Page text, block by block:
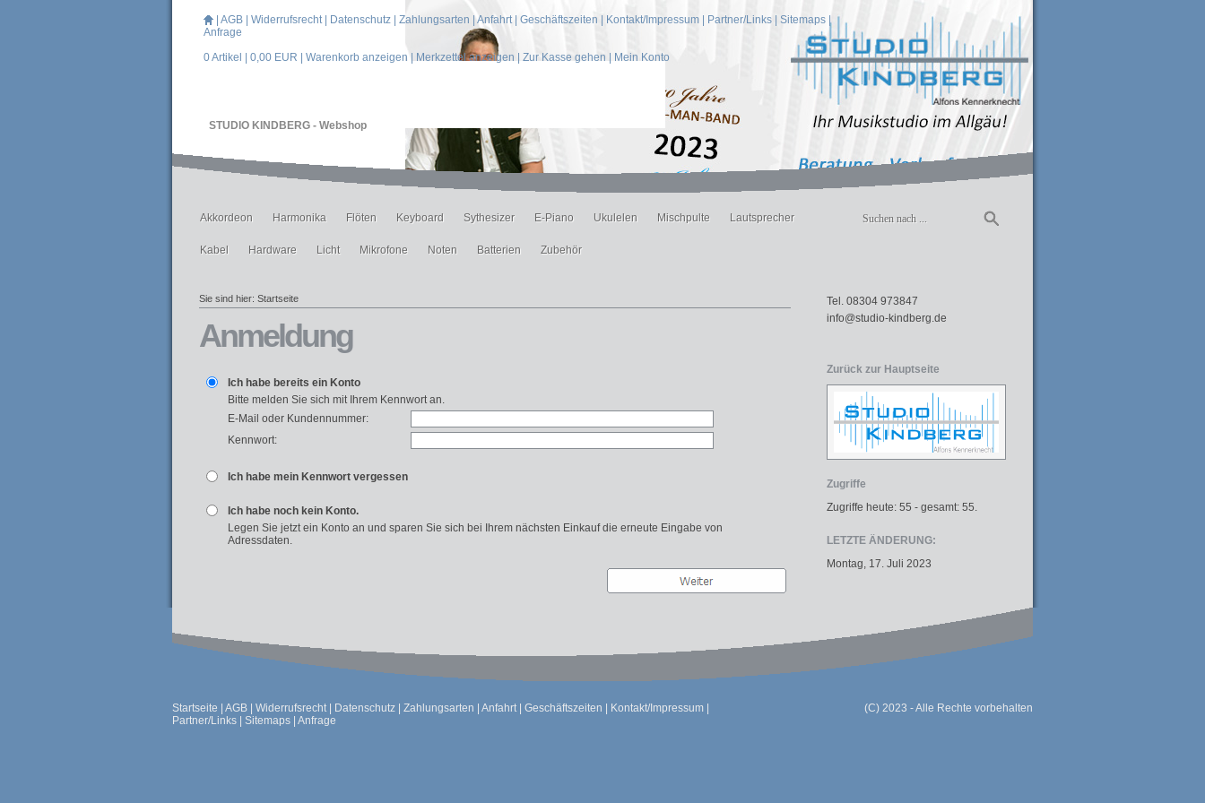
STUDIO KINDBERG - Webshop
AGB Widerrufsrecht| Datenschutz Zahlungsarten |Anfahrt| Geschäftszeiten Kontakt/Impressum Partner/Links Sitemaps |
Anfrage
0Artikel | 0,00 EUR | Warenkorb anzeigen Merkzettel anzeigen Zur Kasse gehen Mein Konto
Akkordeon Harmonika Flöten Keyboard Sythesizer E-Piano Ukulelen Mischpulte Lautsprecher
Kabel Hardware Licht Mikrofone Noten Batterien Zubehör
Sie sind hier: Startseite
Anmeldung
Ich habe bereits ein Konto
Bitte melden Sie sich mit Ihrem Kennwort an.
E-Mail oder Kundennummer:
Kennwort:
Ich habe mein Kennwort vergessen
Ich habe noch kein Konto.
Legen Sie jetzt ein Konto an und sparen Sie sich bei Ihrem nächsten Einkauf die erneute Eingabe von
Adressdaten.
Tel. 08304 973847
info@studio-kindberg.de
Zurück zur Hauptseite
Zugriffe
Zugriffe heute: 55 - gesamt: 55.
LETZTE ÄNDERUNG:
Montag, 17. Juli 2023
Startseite AGB Widerrufsrecht| Datenschutz Zahlungsarten Anfahrt| Geschäftszeiten Kontakt/Impressum
Partner/Links
Sitemaps Anfrage
(C) 2023 - Alle Rechte vorbehalten